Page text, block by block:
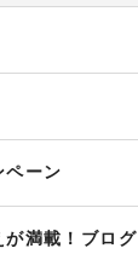
ペーン
が満載！ブログ